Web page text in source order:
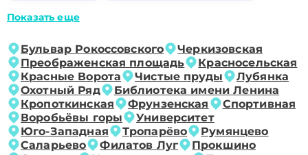
Показать еще
Бульвар Рокоссовского
Черкизовская
Преображенская площадь
Красносельская
Красные Ворота
Чистые пруды
Лубянка
Охотный Ряд
Библиотека имени Ленина
Кропоткинская
Фрунзенская
Спортивная
Воробьёвы горы
Университет
Юго-Западная
Тропарёво
Румянцево
Саларьево
Филатов Луг
Прокшино